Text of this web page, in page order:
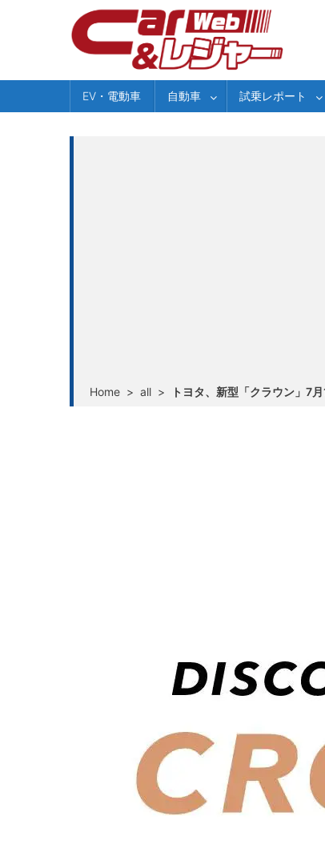
EV・電動車 自動車 試乗レポート
Home > all > トヨタ、新型「クラウン」7